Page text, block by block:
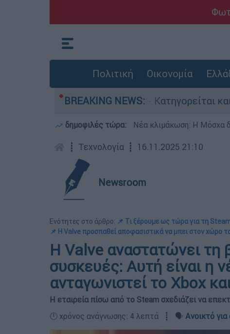
Πολιτική Οικονομία
BREAKING NEWS:
στην Ελλάδα - Κατηγορείται και για την
δημοφιλές τώρα: Νέα κλιμάκωση: Η Μόσχα
┋ Τεχνολογία ┋ 16.11.2025 21:10
Newsroom
Ενότητες στο άρθρο: 📌 Τι ξέρουμε ως τώρα για τη
📌 Η Valve προσπαθεί αποφασιστικά να μπει στον χώρο
Η Valve αναστατώνει τη
συσκευές: Αυτή είναι η
ανταγωνιστεί το Xbox
Η εταιρεία πίσω από το Steam σχεδιάζει να
🕛 χρόνος ανάγνωσης: 4 λεπτά ┋ 🗣️ Ανοικτό